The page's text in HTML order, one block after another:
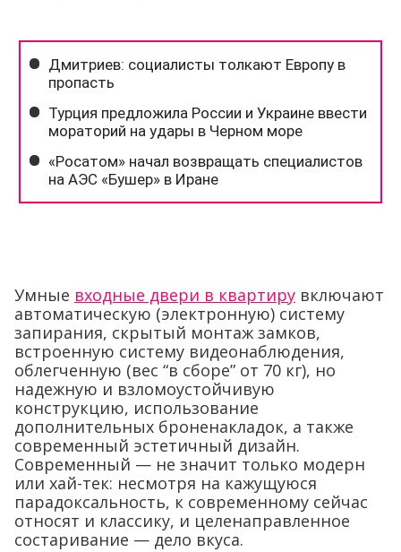
Умные входные двери в квартиру включают
автоматическую (электронную) систему
запирания, скрытый монтаж замков,
встроенную систему видеонаблюдения,
облегченную (вес “в сборе” от 70 кг), но
надежную и взломоустойчивую
конструкцию, использование
дополнительных броненакладок, а также
современный эстетичный дизайн.
Современный — не значит только модерн
или хай-тек: несмотря на кажущуюся
парадоксальность, к современному сейчас
относят и классику, и целенаправленное
состаривание — дело вкуса.